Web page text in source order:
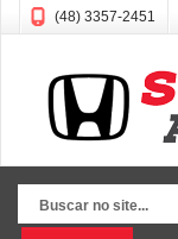
(48) 3357-2451